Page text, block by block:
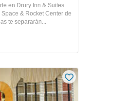
en Drury Inn & Suites
& Rocket Center de
te separarán...